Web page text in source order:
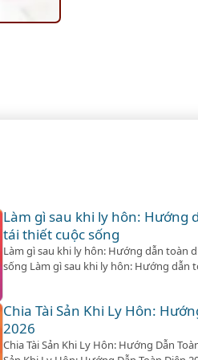
Làm gì sau khi ly hôn: Hướng
tái thiết cuộc sống
Làm gì sau khi ly hôn: Hướng dẫn toàn
sống Làm gì sau khi ly hôn: Hướng dẫn
trình…
Chia Tài Sản Khi Ly Hôn:
2026
Chia Tài Sản Khi Ly Hôn: Hướng Dẫn